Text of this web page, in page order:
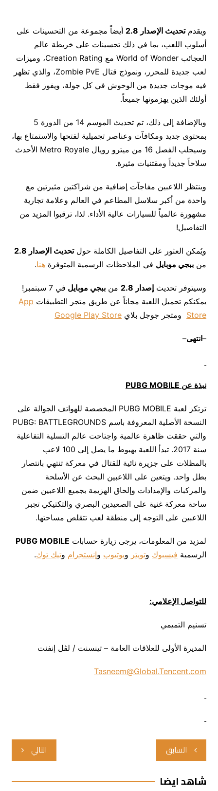
ويقدمتحديث الإصدار 2.8
أيضاً مجموعة من التحسينات على
أسلوب اللعب، بما في ذلك تحسينات على خريطة عالم
العجائب World of Wonder مع Creation Rating، وميزات
لعب جديدة للمحرر، ونموذج قتال Zombie PvE، والذي تظهر
فيه موجات جديدة من الوحوش في كل جولة، ويفوز فقط
أولئك الذين يهزمونها جميعاً. ‎
وبالإضافة إلى ذلك، تم تحديث الموسم 14 من الدورة 5
بمحتوى جديد ومكافآت وعناصر تجميلية لفتحها والاستمتاع بها،
وسيجلب الفصل 16 من ميترو رويال Metro Royale الأحدث
سلاحاً جديداً ومقتنيات مثيرة. ‎
وينتظر اللاعبين مفاجآت إضافية من شراكتين مثيرتين مع
واحدة من أكبر سلاسل المطاعم في العالم وعلامة تجارية
مشهورة عالمياً للسيارات عالية الأداء. لذا، ترقبوا المزيد من
التفاصيل!
ويُمكن العثور على التفاصيل الكاملة حولتحديث الإصدار 2.8
من ببجي موبايل في الملاحظات الرسمية المتوفرة هنا. ‎
وسيتوفر تحديث إصدار 2.8 من ببجي موبايل
في 7 سبتمبر!
يمكنكم تحميل اللعبة مجاناً عن طريق متجر التطبيقات App
Store ومتجر جوجل بلاي Google Play Store
–انتهى–
نبذة عن PUBG MOBILE
ترتكز لعبة PUBG MOBILE المخصصة للهواتف الجوالة على
النسخة الأصلية المعروفة باسم PUBG: BATTLEGROUNDS
والتي حققت ظاهرة عالمية واجتاحت عالم التسلية التفاعلية
سنة 2017. تبدأ اللعبة بهبوط ما يصل إلى 100 لاعب
بالمظلات على جزيرة نائية للقتال في معركة تنتهي بانتصار
بطل واحد. ويتعين على اللاعبين البحث عن الأسلحة
والمركبات والإمدادات وإلحاق الهزيمة بجميع اللاعبين ضمن
ساحة معركة غنية على الصعيدين البصري والتكتيكي تجبر
اللاعبين على التوجه إلى منطقة لعب تتقلص مساحتها.
لمزيد من المعلومات، يرجى زيارة حسابات PUBG MOBILE
الرسمية فيسبوك وتويتر ويوتيوب وإنستجرام وتيك توك.
للتواصل الإعلامي:
تسنيم التميمي
المديرة الأولى للعلاقات العامة – تينسنت / لڤل إنفنت
Tasneem@Global.Tencent.com
تصفّح
المقالات
السابق التالي
شاهد ايضا